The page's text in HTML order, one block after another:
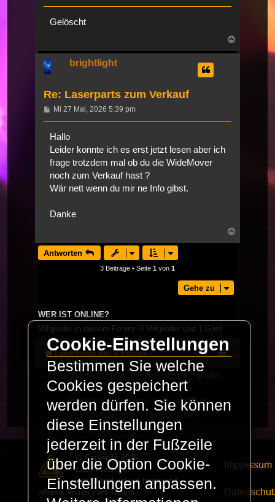
Gelöscht
brightlight
Re: Laserparts zum Verkauf
Beitrag
Mi 27 Mai, 2026 5:39 pm
Hallo
Leider konnte ich es erst jetzt lesen aber ich
frage trotzdem mal ob du die WideMover
noch zum Verkauf hast ?
Wär nett wenn du mir ne Info gibst.
Danke
oben
Antworten
3 Beiträge • Seite 1 von 1
Gehe zu
WER IST ONLINE?
Mitglieder in diesem Forum: 0 Mitglieder und 1 Gast
LaserFreak.net Forum
phpBB
Limited
Deutsche Übersetzung durchphpBB.de
PRIVACY_LINK
TERMS_LINK
© Copyright 2025 -
LaserFreak.net
LaserFreak ist ein freies und
offenes Forum zum Thema
Impressum
Cookie-Einstellungen
Bestimmen Sie welche
Cookies gespeichert
werden dürfen. Sie können
diese Einstellungen
jederzeit in der Fußzeile
über die Option Cookie-
Einstellungen anpassen.